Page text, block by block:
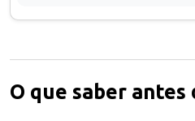
O que saber